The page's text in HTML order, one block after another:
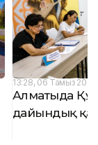
13:28, 06 Тамыз 2026
Алматыда
дайындық